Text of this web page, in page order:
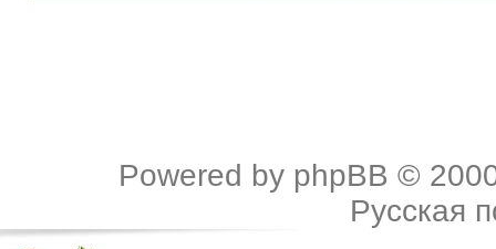
Powered by phpBB ©
Русская